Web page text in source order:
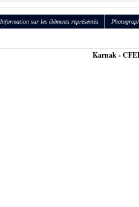
Information sur les éléments représentés